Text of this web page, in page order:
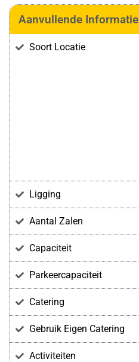
Aanvullende Informatie
Soort Locatie
Ligging
Aantal Zalen
Capaciteit
Parkeercapaciteit
Catering
Gebruik Eigen Catering
Activiteiten